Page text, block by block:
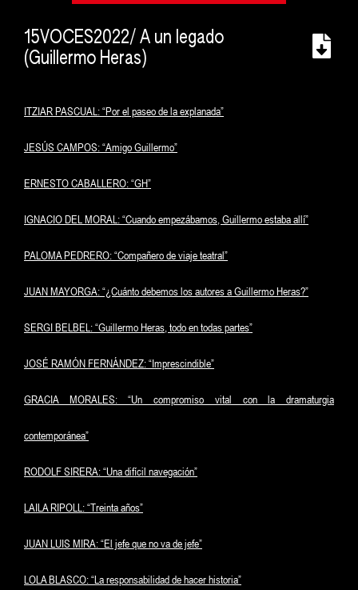
15VOCES2022/ A un legado
(Guillermo Heras)
ITZIAR PASCUAL: “Por el paseo de la explanada”
JESÚS CAMPOS: “Amigo Guillermo”
ERNESTO CABALLERO: “GH”
IGNACIO DEL MORAL: “Cuando empezábamos, Guillermo estaba allí”
PALOMA PEDRERO: “Compañero de viaje teatral”
JUAN MAYORGA: “¿Cuánto debemos los autores a Guillermo Heras?”
SERGI BELBEL: “Guillermo Heras, todo en todas partes”
JOSÉ RAMÓN FERNÁNDEZ: “Imprescindible”
GRACIA MORALES: “Un compromiso vital con la dramaturgia
contemporánea”
RODOLF SIRERA: “Una difícil navegación”
LAILA RIPOLL: “Treinta años”
JUAN LUIS MIRA: “El jefe que no va de jefe”
LOLA BLASCO: “La responsabilidad de hacer historia”